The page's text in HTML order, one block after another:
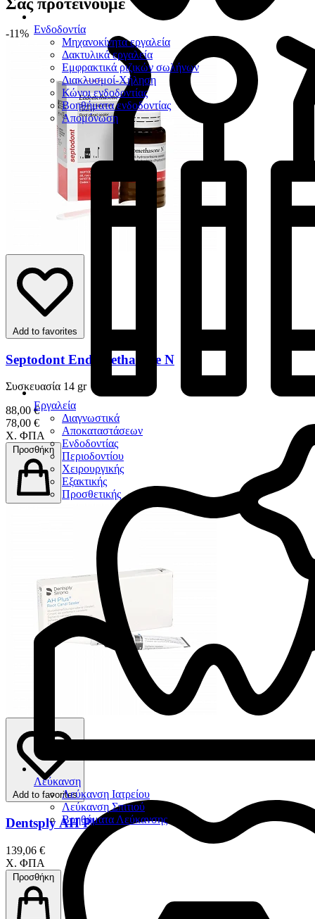
Ενδοδοντία
Μηχανοκίνητα εργαλεία
Δακτυλικά εργαλεία
Εμφρακτικά ριζικών σωλήνων
Διακλυσμοί-Χήληση
Κώνοι ενδοδοντίας
Βοηθήματα ενδοδοντίας
Απομόνωση
Εργαλεία
Διαγνωστικά
Αποκαταστάσεων
Ενδοδοντίας
Περιοδοντίου
Χειρουργικής
Εξακτικής
Προσθετικής
Λεύκανση
Λεύκανση Ιατρείου
Λεύκανση Σπιτιού
Βοηθήματα Λεύκανσης
-11%
Add to favorites
Septodont Endomethasone N
Συσκευασία 14 gr
88,00 €
78,00 €
Χ. ΦΠΑ
Προσθήκη
Add to favorites
Dentsply AH Plus
139,06 €
Χ. ΦΠΑ
Προσθήκη